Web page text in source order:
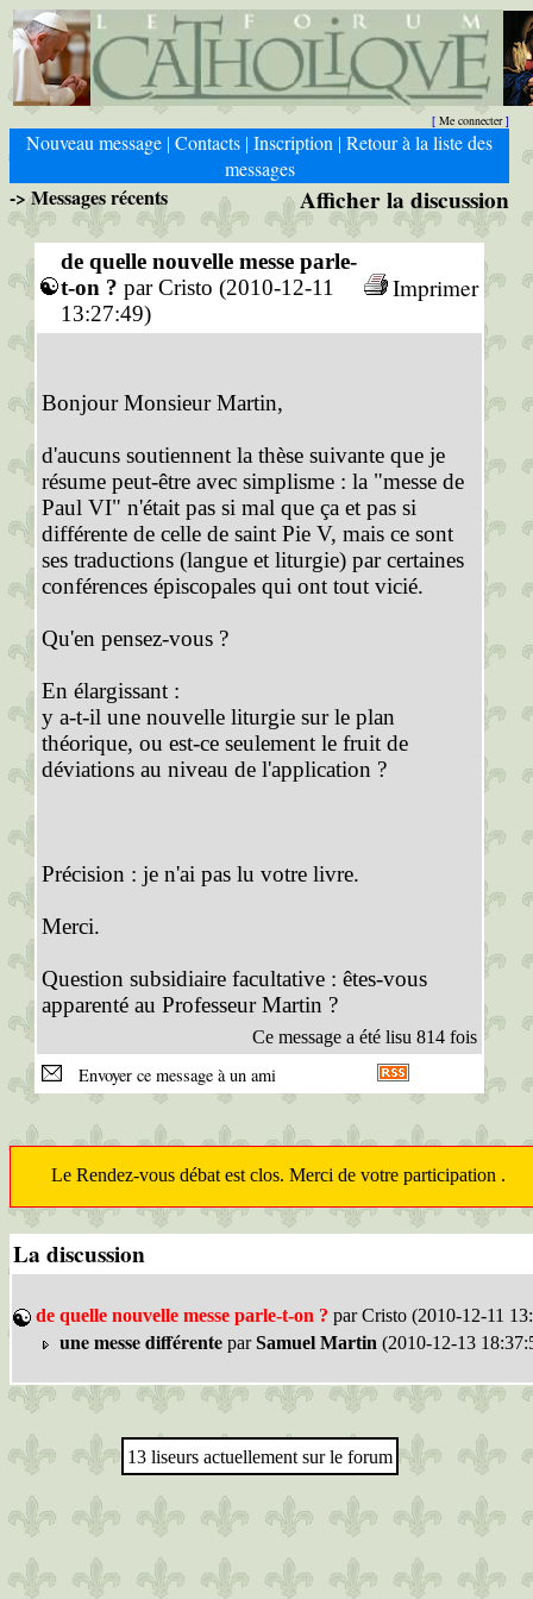
[ Me connecter]
Nouveau message | Contacts | Inscription | Retour à la liste des
messages
-> Messages récents Afficher la discussion
de quelle nouvelle messe parle-
t-on ? par Cristo (2010-12-11
13:27:49)
Imprimer
Bonjour Monsieur Martin,
d'aucuns soutiennent la thèse suivante que je
résume peut-être avec simplisme : la "messe de
Paul VI" n'était pas si mal que ça et pas si
différente de celle de saint Pie V, mais ce sont
ses traductions (langue et liturgie) par certaines
conférences épiscopales qui ont tout vicié.
Qu'en pensez-vous ?
En élargissant :
y a-t-il une nouvelle liturgie sur le plan
théorique, ou est-ce seulement le fruit de
déviations au niveau de l'application ?
Précision : je n'ai pas lu votre livre.
Merci.
Question subsidiaire facultative : êtes-vous
apparenté au Professeur Martin ?
Ce message a été lisu 814 fois
Envoyer ce message à un ami
Le Rendez-vous débat est clos. Merci de votre participation .
La discussion
de quelle nouvelle messe parle-t-on ? par Cristo (2010-12-11
une messe différente parSamuel Martin (2010-12-13
13 liseurs actuellement sur le forum